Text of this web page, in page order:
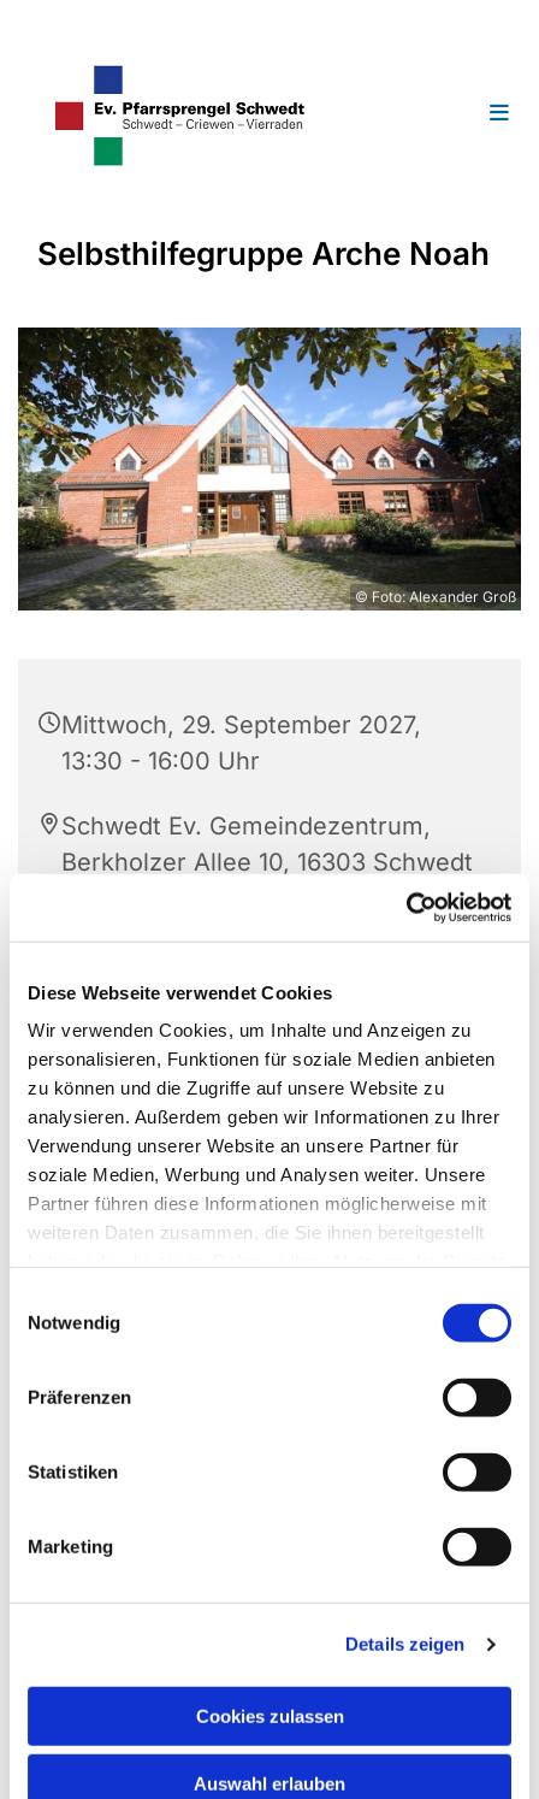
Diese Webseite verwendet Cookies
Wir verwenden Cookies, um Inhalte und Anzeigen zu
personalisieren, Funktionen für soziale Medien anbieten
zu können und die Zugriffe auf unsere Website zu
analysieren. Außerdem geben wir Informationen zu Ihrer
Verwendung unserer Website an unsere Partner für
soziale Medien, Werbung und Analysen weiter. Unsere
Partner führen diese Informationen möglicherweise mit
weiteren Daten zusammen, die Sie ihnen bereitgestellt
Notwendig
Präferenzen
Statistiken
Marketing
Details zeigen
Cookies zulassen
Auswahl erlauben
Selbsthilfegruppe Arche Noah
© Foto: Alexander Groß
Mittwoch, 29. September 2027,
13:30 - 16:00 Uhr
Schwedt Ev. Gemeindezentrum,
Berkholzer Allee 10, 16303 Schwedt
Dies könnte Sie auch